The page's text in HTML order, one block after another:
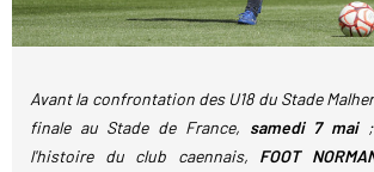
Avant la confrontation des U18 du Stade
finale au Stade de France, samedi 7 mai;
l'histoire du club caennais, FOOT